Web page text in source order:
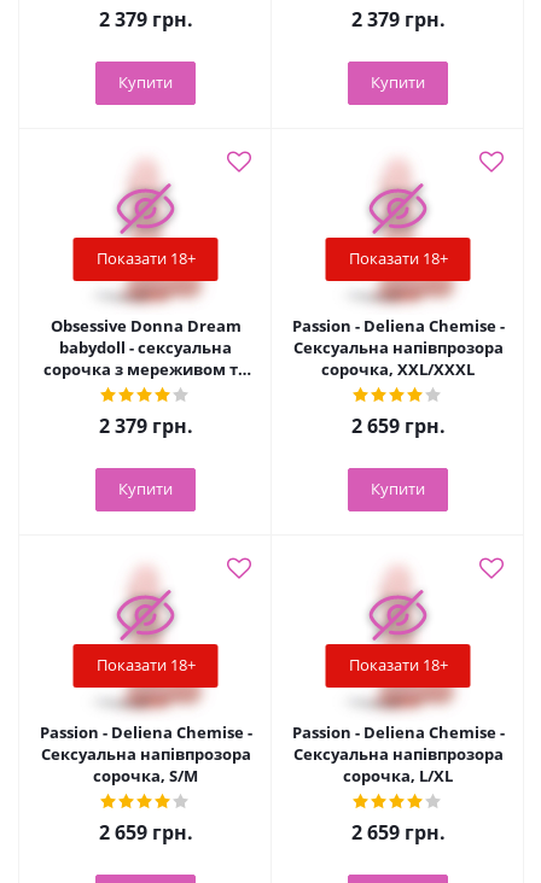
2 379грн.
Купити
2 379грн.
Купити
Показати 18+
Obsessive Donna Dream
babydoll - сексуальна
сорочка з мереживом та
стрінги, XS/S (чорний)
2 379грн.
Купити
Показати 18+
Passion - Deliena Chemise -
Сексуальна напівпрозора
сорочка, XXL/XXXL
2 659грн.
Купити
Показати 18+
Passion - Deliena Chemise -
Сексуальна напівпрозора
сорочка, S/M
2 659грн.
Показати 18+
Passion - Deliena Chemise -
Сексуальна напівпрозора
сорочка, L/XL
2 659грн.